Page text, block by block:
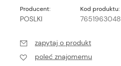
Producent:
POSLKI
Kod produktu:
7651963048
zapytaj o produkt
poleć znajomemu